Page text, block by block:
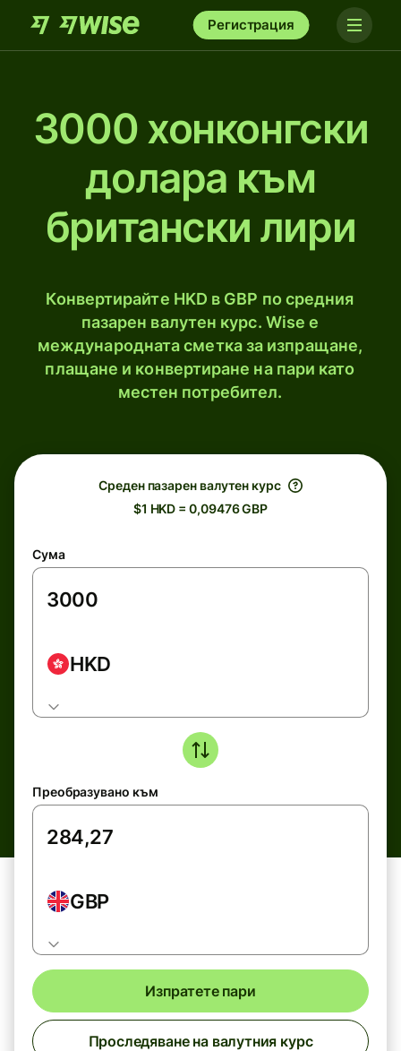
Регистрация
3000 хонконгски
долара към
британски лири
Конвертирайте HKD в GBP по средния
пазарен валутен курс. Wise е
международната сметка за изпращане,
плащане и конвертиране на пари като
местен потребител.
Среден пазарен валутен курс
$1 HKD = 0,09476 GBP
Сума
HKD
Преобразувано към
GBP
Изпратете пари
Проследяване на валутния курс